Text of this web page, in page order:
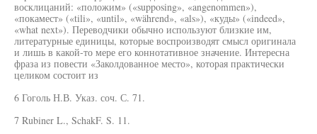
восклицаний: «положим» («supposing», «angenommen»),
«покамест» («tili», «until», «während», «als»), «куды» («indeed»,
«what next»). Переводчики обычно используют близкие им,
литературные единицы, которые воспроизводят смысл оригинала
и лишь в какой-то мере его коннотативное значение. Интересна
фраза из повести «Заколдованное место», которая практически
целиком состоит из
6 Гоголь Н.В. Указ. соч. С. 71.
7 Rubiner L., SchakF. S. 11.